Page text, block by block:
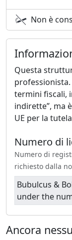
Non è
Questa
termini fiscali,
indirette”, ma
UE per la
Numero di
Numero di
richiesto dalla
Bubulcus &
under the
Ancora